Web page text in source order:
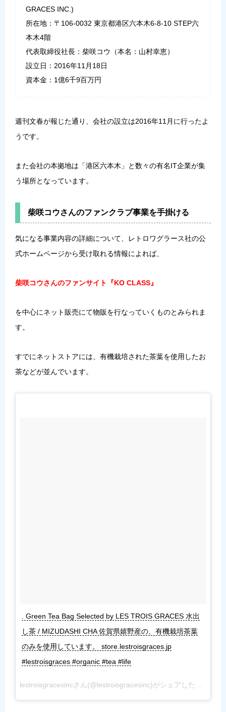
GRACES INC.)
所在地：〒106-0032 東京都港区六本木6-8-10 STEP六
本木4階
代表取締役社長：柴咲コウ（本名：山村幸恵）
設立日：2016年11月18日
資本金：1億6千9百万円
週刊文春が報じた通り、会社の設立は2016年11月に行ったよ
うです。
また会社の本拠地は「港区六本木」と数々の有名IT企業が集
う場所となっています。
柴咲コウさんのファンクラブ事業を手掛ける
気になる事業内容の詳細について、レトロワグラース社の公
式ホームページから受け取れる情報によれば、
柴咲コウさんのファンサイト『KO CLASS』
を中心にネット販売にて物販を行なっていくものとみられま
す。
すでにネットストアには、有機栽培された茶葉を使用したお
茶などが並んでいます。
. Green Tea Bag Selected by LES TROIS GRACES 水出
し茶 / MIZUDASHI CHA 佐賀県嬉野産の、有機栽培茶葉
のみを使用しています。 store.lestroisgraces.jp
#lestroisgraces #organic #tea #life